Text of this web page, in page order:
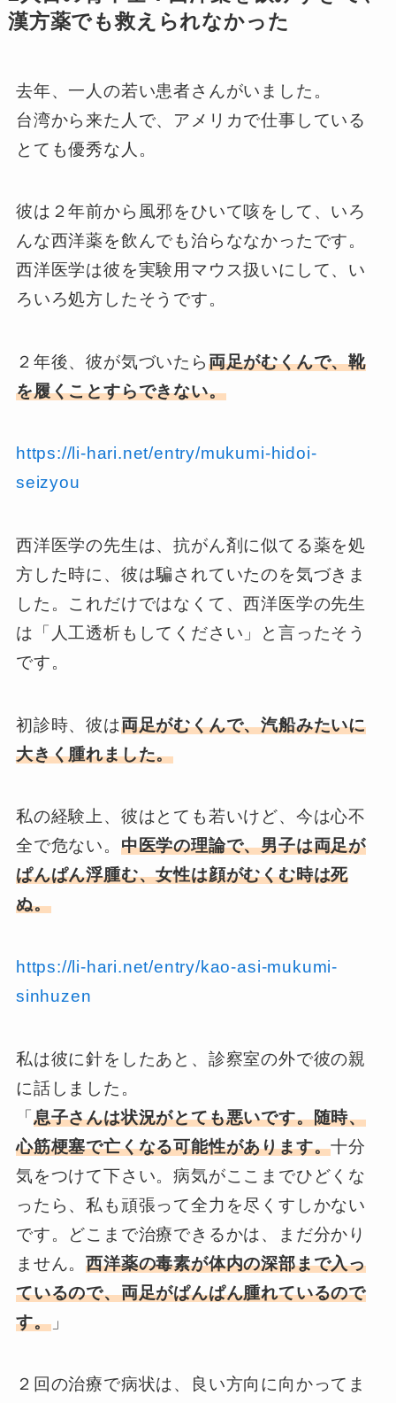
漢方薬でも救えられなかった
去年、一人の若い患者さんがいました。
台湾から来た人で、アメリカで仕事している
とても優秀な人。
彼は２年前から風邪をひいて咳をして、いろ
んな西洋薬を飲んでも治らななかったです。
西洋医学は彼を実験用マウス扱いにして、い
ろいろ処方したそうです。
２年後、彼が気づいたら両足がむくんで、靴
を履くことすらできない。
https://li-hari.net/entry/mukumi-hidoi-
seizyou
西洋医学の先生は、抗がん剤に似てる薬を処
方した時に、彼は騙されていたのを気づきま
した。これだけではなくて、西洋医学の先生
は「人工透析もしてください」と言ったそう
です。
初診時、彼は両足がむくんで、汽船みたいに
大きく腫れました。
私の経験上、彼はとても若いけど、今は心不
全で危ない。 中医学の理論で、男子は両足が
ぱんぱん浮腫む、女性は顔がむくむ時は死
ぬ。
https://li-hari.net/entry/kao-asi-mukumi-
sinhuzen
私は彼に針をしたあと、診察室の外で彼の親
に話しました。
「息子さんは状況がとても悪いです。随時、
心筋梗塞で亡くなる可能性があります。十分
気をつけて下さい。病気がここまでひどくな
ったら、私も頑張って全力を尽くすしかない
です。どこまで治療できるかは、まだ分かり
ません。西洋薬の毒素が体内の深部まで入っ
ているので、両足がぱんぱん腫れているので
す。」
２回の治療で病状は、良い方向に向かってま